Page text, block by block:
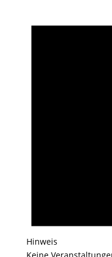
Hinweis